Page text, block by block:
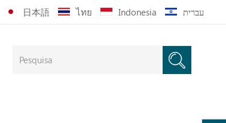
日本語 ไทย Indonesia עברית